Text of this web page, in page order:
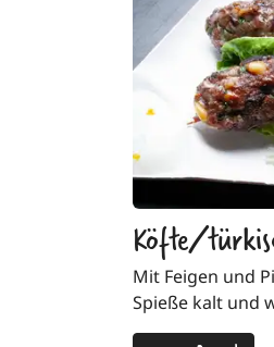
Köfte/
Mit Feigen und
Spieße kalt und